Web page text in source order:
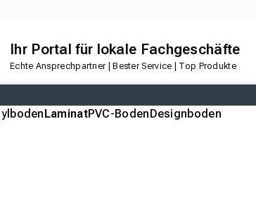
Ihr Portal für lokale Fachgeschäfte
Echte Ansprechpartner | Bester Service | Top Produkte
LaminatPVC-Boden Designboden